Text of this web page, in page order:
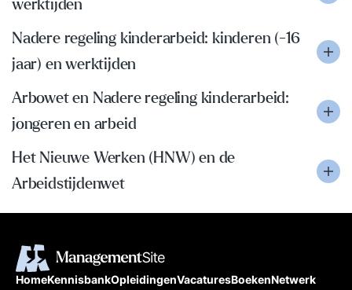
werktijden
Nadere regeling kinderarbeid: kinderen (-16
jaar) en werktijden
Arbowet en Nadere regeling kinderarbeid:
jongeren en arbeid
Het Nieuwe Werken (HNW) en de
Arbeidstijdenwet
HomeKennisbankOpleidingenVacaturesBoekenNetwerk